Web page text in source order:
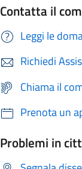
Contatta il
Leggi le
Richiedi
Chiama il
Prenota un
Problemi in